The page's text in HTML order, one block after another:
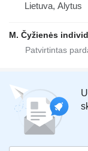
Lietuva, Alytus
M. Čyžienės